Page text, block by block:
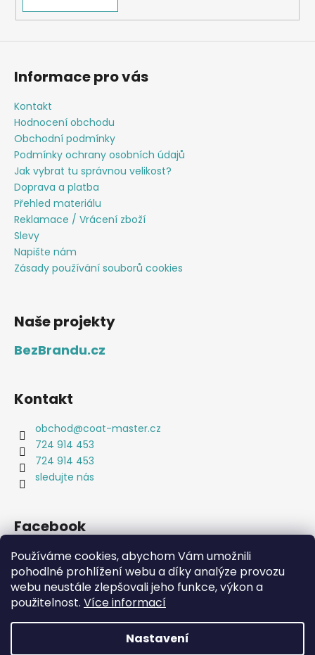
Používáme cookies, abychom Vám umožnili
pohodlné prohlížení webu a díky analýze provozu
webu neustále zlepšovali jeho funkce, výkon a
použitelnost. Více informací
Nastavení
Informace pro vás
Kontakt
Hodnocení obchodu
Obchodní podmínky
Podmínky ochrany osobních údajů
Jak vybrat tu správnou velikost?
Doprava a platba
Přehled materiálu
Reklamace / Vrácení zboží
Slevy
Napište nám
Zásady používání souborů cookies
Naše projekty
BezBrandu.cz
Kontakt
obchod@coat-master.cz
724 914 453
724 914 453
sledujte nás
Facebook
Coat-Master.cz Doplňky ve 100% kvalitě za 10% ceny